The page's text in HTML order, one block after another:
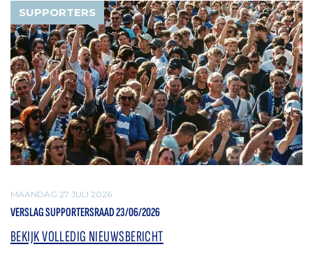
SUPPORTERS
MAANDAG 27 JULI 2026
VERSLAG SUPPORTERSRAAD 23/06/2026
BEKIJK VOLLEDIG NIEUWSBERICHT